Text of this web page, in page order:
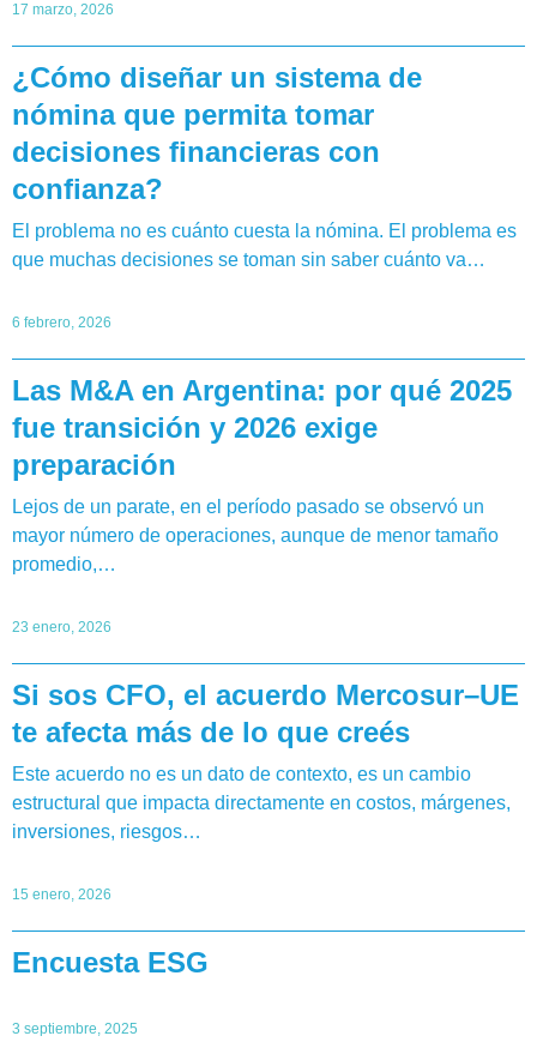
17 marzo, 2026
¿Cómo diseñar un sistema de
nómina que permita tomar
decisiones financieras con
confianza?
El problema no es cuánto cuesta la nómina. El problema es
que muchas decisiones se toman sin saber cuánto va…
6 febrero, 2026
Las M&A en Argentina: por qué 2025
fue transición y 2026 exige
preparación
Lejos de un parate, en el período pasado se observó un
mayor número de operaciones, aunque de menor tamaño
promedio,…
23 enero, 2026
Si sos CFO, el acuerdo Mercosur–UE
te afecta más de lo que creés
Este acuerdo no es un dato de contexto, es un cambio
estructural que impacta directamente en costos, márgenes,
inversiones, riesgos…
15 enero, 2026
Encuesta ESG
3 septiembre, 2025